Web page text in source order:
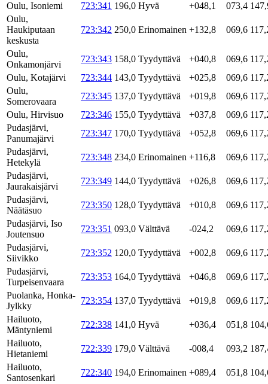
Oulu, Isoniemi
723:341 196,0 Hyvä +048,1 073,4
Oulu,
Haukiputaan
keskusta
723:342 250,0 Erinomainen +132,8 069,6
Oulu,
Onkamonjärvi
723:343 158,0 Tyydyttävä +040,8 069,6
Oulu, Kotajärvi
723:344 143,0 Tyydyttävä +025,8 069,6
Oulu,
Somerovaara
723:345 137,0 Tyydyttävä +019,8 069,6
Oulu, Hirvisuo
723:346 155,0 Tyydyttävä +037,8 069,6
Pudasjärvi,
Panumajärvi
723:347 170,0 Tyydyttävä +052,8 069,6
Pudasjärvi,
Hetekylä
723:348 234,0 Erinomainen +116,8 069,6
Pudasjärvi,
Jaurakaisjärvi
723:349 144,0 Tyydyttävä +026,8 069,6
Pudasjärvi,
Näätäsuo
723:350 128,0 Tyydyttävä +010,8 069,6
Pudasjärvi, Iso
Joutensuo
723:351 093,0 Välttävä -024,2 069,6
Pudasjärvi,
Siivikko
723:352 120,0 Tyydyttävä +002,8 069,6
Pudasjärvi,
Turpeisenvaara
723:353 164,0 Tyydyttävä +046,8 069,6
Puolanka, Honka-
Jylkky
723:354 137,0 Tyydyttävä +019,8 069,6
Hailuoto,
Mäntyniemi
722:338 141,0 Hyvä +036,4 051,8
Hailuoto,
Hietaniemi
722:339 179,0 Välttävä -008,4 093,2
Hailuoto,
Santosenkari
722:340 194,0 Erinomainen +089,4 051,8